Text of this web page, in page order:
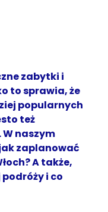
zabytki i
to sprawia, że
popularnych
też
naszym
zaplanować
A także,
i co